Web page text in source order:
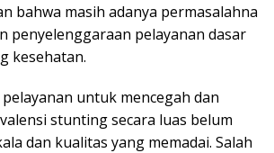
bahwa masih adanya permasalahna
penyelenggaraan pelayanan dasar
kesehatan.
untuk mencegah dan
stunting secara luas belum
dan kualitas yang memadai. Salah